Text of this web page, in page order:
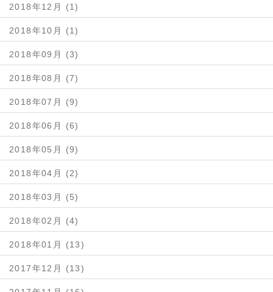
2018年12月 (1)
2018年10月 (1)
2018年09月 (3)
2018年08月 (7)
2018年07月 (9)
2018年06月 (6)
2018年05月 (9)
2018年04月 (2)
2018年03月 (5)
2018年02月 (4)
2018年01月 (13)
2017年12月 (13)